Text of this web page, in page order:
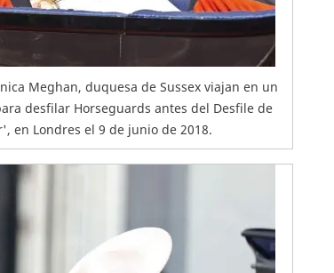
Meghan, duquesa de Sussex viajan en un
desfilar Horseguards antes del Desfile de
en Londres el 9 de junio de 2018.